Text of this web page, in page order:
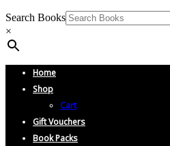
Search Books
×
Home
Shop
Cart
Gift Vouchers
Book Packs